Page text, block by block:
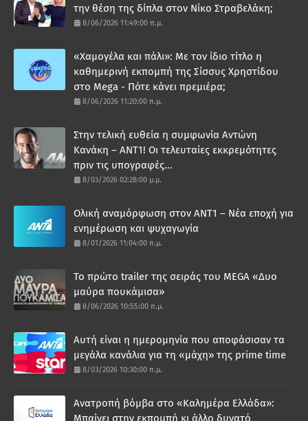
την θέση της δίπλα στον Νίκο Στραβελάκη;
8/06/2026 11:49:00 π.μ.
«Χαμογέλα και πάλι»: Με τον ίδιο τίτλο η
καθημερινή εκπομπή της Σίσσυς Χρηστίδου
στο Mega - Πότε κάνει πρεμιέρα;
8/06/2026 11:20:00 π.μ.
Στην τελική ευθεία η συμφωνία Αντώνη
Κανάκη – ΑΝΤ1! Οι τελευταίες εκκρεμότητες
πριν τις υπογραφές...
8/03/2026 02:28:00 μ.μ.
Ολική αναμόρφωση στον ΑΝΤ1 – Νέα εποχή για
ενημέρωση και ψυχαγωγία
8/01/2026 11:04:00 π.μ.
Το πρώτο trailer της σειράς του MEGA «Δυο
μαύρα πουκάμισα»
8/06/2026 10:55:00 π.μ.
Αυτή είναι η ημερομηνία που αποφάσισαν τα
μεγάλα κανάλια για τη «μάχη» της prime time
8/03/2026 10:30:00 π.μ.
Ανατροπή βόμβα στο «Καλημέρα Ελλάδα»:
Μπαίνει στην εκπομπή κι άλλο δυνατό